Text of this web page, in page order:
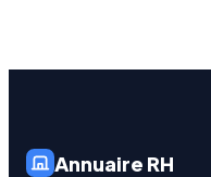
Annuaire RH